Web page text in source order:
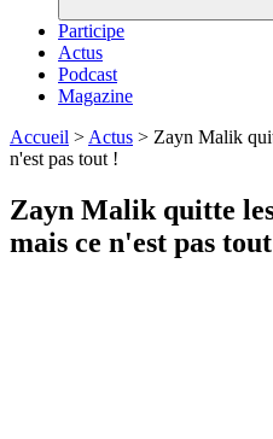
Participe
Actus
Podcast
Magazine
Accueil > Actus > Zayn Malik
n'est pas tout !
Zayn Malik quitte
mais ce n'est pas